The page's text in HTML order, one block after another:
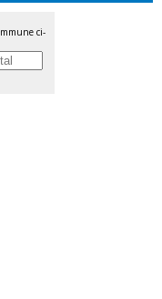
ci-